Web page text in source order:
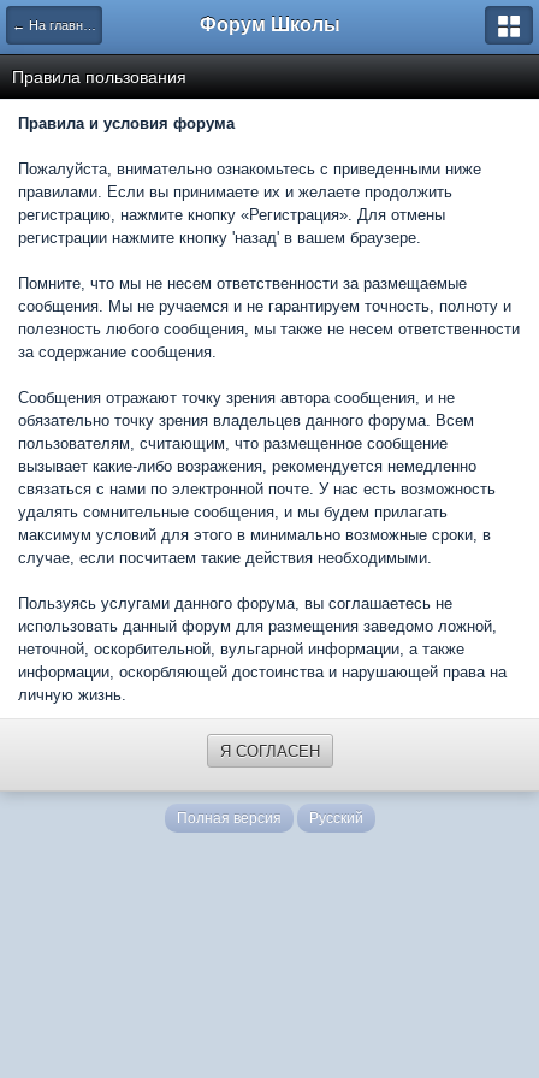
← На главную страницу Форум Школы
Правила пользования
Правила и условия форума
Пожалуйста, внимательно ознакомьтесь с приведенными ниже
правилами. Если вы принимаете их и желаете продолжить
регистрацию, нажмите кнопку «Регистрация». Для отмены
регистрации нажмите кнопку 'назад' в вашем браузере.
Помните, что мы не несем ответственности за размещаемые
сообщения. Мы не ручаемся и не гарантируем точность, полноту и
полезность любого сообщения, мы также не несем ответственности
за содержание сообщения.
Сообщения отражают точку зрения автора сообщения, и не
обязательно точку зрения владельцев данного форума. Всем
пользователям, считающим, что размещенное сообщение
вызывает какие-либо возражения, рекомендуется немедленно
связаться с нами по электронной почте. У нас есть возможность
удалять сомнительные сообщения, и мы будем прилагать
максимум условий для этого в минимально возможные сроки, в
случае, если посчитаем такие действия необходимыми.
Пользуясь услугами данного форума, вы соглашаетесь не
использовать данный форум для размещения заведомо ложной,
неточной, оскорбительной, вульгарной информации, а также
информации, оскорбляющей достоинства и нарушающей права на
личную жизнь.
Я СОГЛАСЕН
Полная версия Русский